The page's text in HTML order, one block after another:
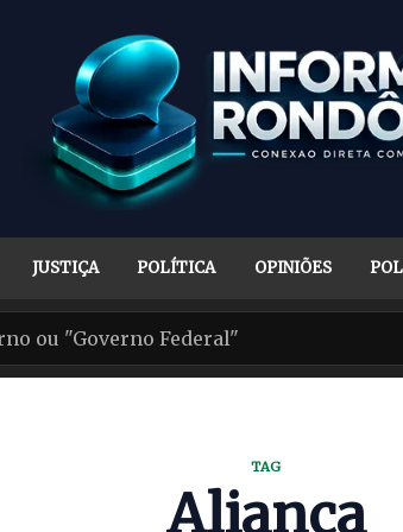
JUSTIÇA POLÍTICA OPINIÕES
TAG
Aliança